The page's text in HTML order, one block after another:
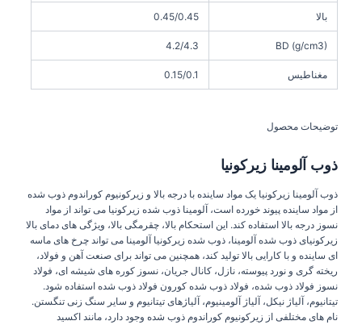
بالا 0.45/0.45
BD (g/cm3)
4.2/4.3
مغناطیس 0.15/0.1
توضیحات محصول
ذوب آلومینا زیرکونیا
ذوب آلومینا زیرکونیا یک مواد ساینده با درجه بالا و زیرکونیوم کوراندوم ذوب شده
از مواد ساینده پیوند خورده است، آلومینا ذوب شده زیرکونیا می تواند از مواد
نسوز درجه بالا استفاده کند. این استحکام بالا، چقرمگی بالا، ویژگی های دمای بالا
زیرکونیای ذوب شده آلومینا، ذوب شده زیرکونیا آلومینا می تواند چرخ های ماسه
ای ساینده و با کارایی بالا تولید کند، همچنین می تواند برای صنعت آهن و فولاد،
ریخته گری و نورد پیوسته، نازل، کانال جریان، نسوز کوره های شیشه ای، فولاد
نسوز فولاد ذوب شده، فولاد ذوب شده کورون فولاد ذوب شده استفاده شود.
تیتانیوم، آلیاژ نیکل، آلیاژ آلومینیوم، آلیاژهای تیتانیوم و سایر سنگ زنی تنگستن.
نام های مختلفی از زیرکونیوم کوراندوم ذوب شده وجود دارد، مانند اکسید